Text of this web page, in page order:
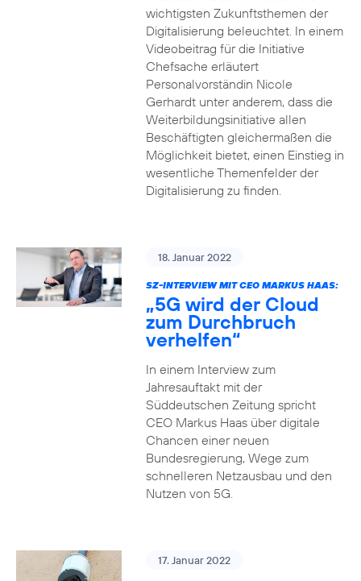
wichtigsten Zukunftsthemen der
Digitalisierung beleuchtet. In einem
Videobeitrag für die Initiative
Chefsache erläutert
Personalvorständin Nicole
Gerhardt unter anderem, dass die
Weiterbildungsinitiative allen
Beschäftigten gleichermaßen die
Möglichkeit bietet, einen Einstieg in
wesentliche Themenfelder der
Digitalisierung zu finden.
18. Januar 2022
SZ-INTERVIEW MIT CEO MARKUS HAAS:
„5G wird der Cloud
zum Durchbruch
verhelfen“
In einem Interview zum
Jahresauftakt mit der
Süddeutschen Zeitung spricht
CEO Markus Haas über digitale
Chancen einer neuen
Bundesregierung, Wege zum
schnelleren Netzausbau und den
Nutzen von 5G.
17. Januar 2022